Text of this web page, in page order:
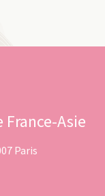
Asie
Paris